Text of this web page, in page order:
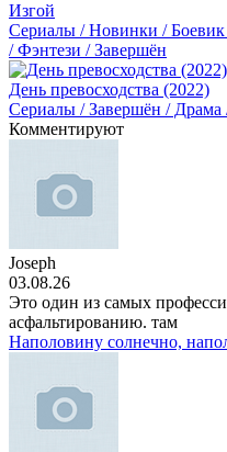
Изгой
Сериалы / Новинки /
/ Фэнтези / Завершён
День превосходства (2022)
Сериалы / Завершён /
Комментируют
Joseph
03.08.26
Это один из самых
асфальтированию. там
Наполовину солнечно,